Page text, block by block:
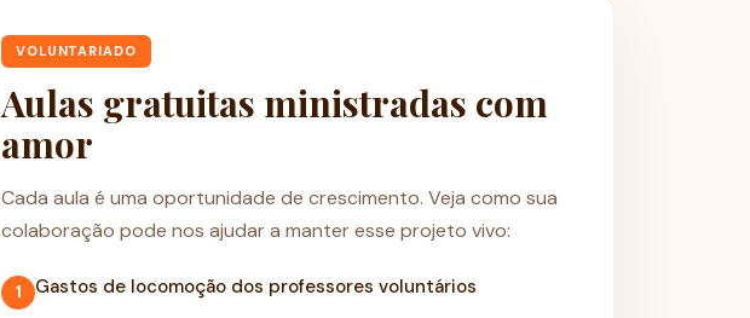
VOLUNTARIADO
Aulas gratuitas ministradas com
amor
Cada aula é uma oportunidade de crescimento. Veja como sua
colaboração pode nos ajudar a manter esse projeto vivo:
1 Gastos de locomoção dos professores voluntários